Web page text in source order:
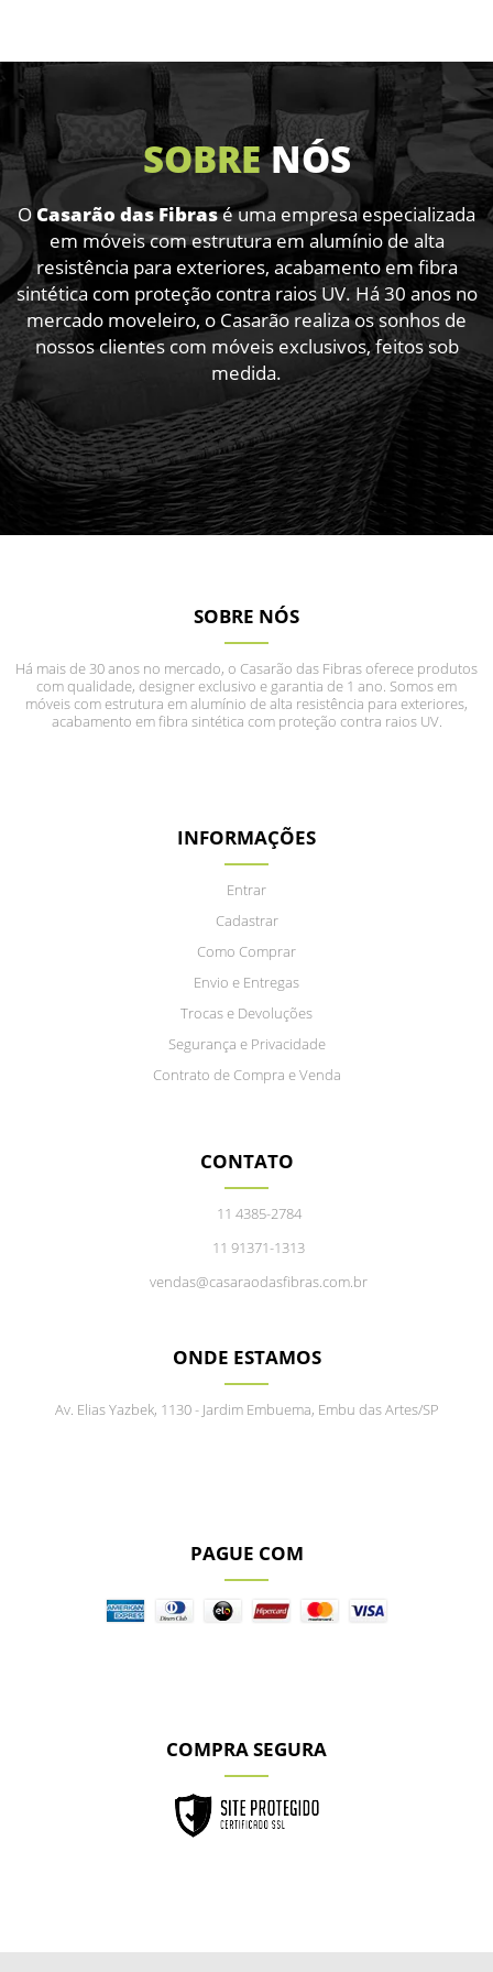
SOBRENÓS
OCasarão das Fibrasé uma empresa especializada
em móveis com estrutura em alumínio de alta
resistência para exteriores, acabamento em fibra
sintética com proteção contra raios UV. Há 30 anos no
mercado moveleiro, o Casarão realiza os sonhos de
nossos clientes com móveis exclusivos, feitos sob
medida.
SOBRE NÓS
Há mais de 30 anos no mercado, o Casarão das Fibras oferece produtos
com qualidade, designer exclusivo e garantia de 1 ano. Somos em
móveis com estrutura em alumínio de alta resistência para exteriores,
acabamento em fibra sintética com proteção contra raios UV.
INFORMAÇÕES
Entrar
Cadastrar
Como Comprar
Envio e Entregas
Trocas e Devoluções
Segurança e Privacidade
Contrato de Compra e Venda
CONTATO
11 4385-2784
11 91371-1313
vendas@casaraodasfibras.com.br
ONDE ESTAMOS
Av. Elias Yazbek, 1130 - Jardim Embuema, Embu das Artes/SP
PAGUE COM
COMPRA SEGURA